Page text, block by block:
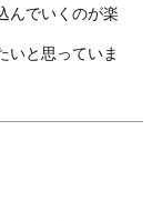
んでいくのが楽
いと思っていま